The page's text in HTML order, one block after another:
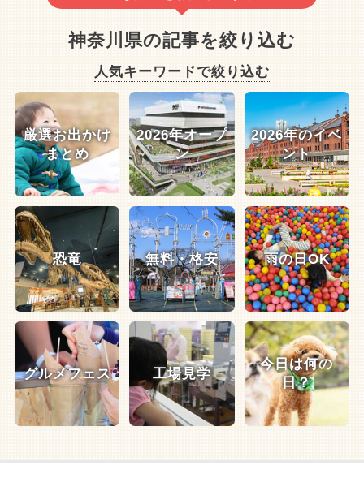
神奈川県の記事を絞り込む
人気キーワードで絞り込む
厳選お出かけ
まとめ
2026年オープ
ン
2026年のイベ
ント
恐竜 無料・格安 雨の日OK
グルメフェス 工場見学
今日は何の
日？